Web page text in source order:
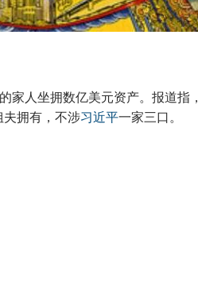
的家人坐拥数亿美元资产。报道指，
拥有，不涉习近平一家三口。